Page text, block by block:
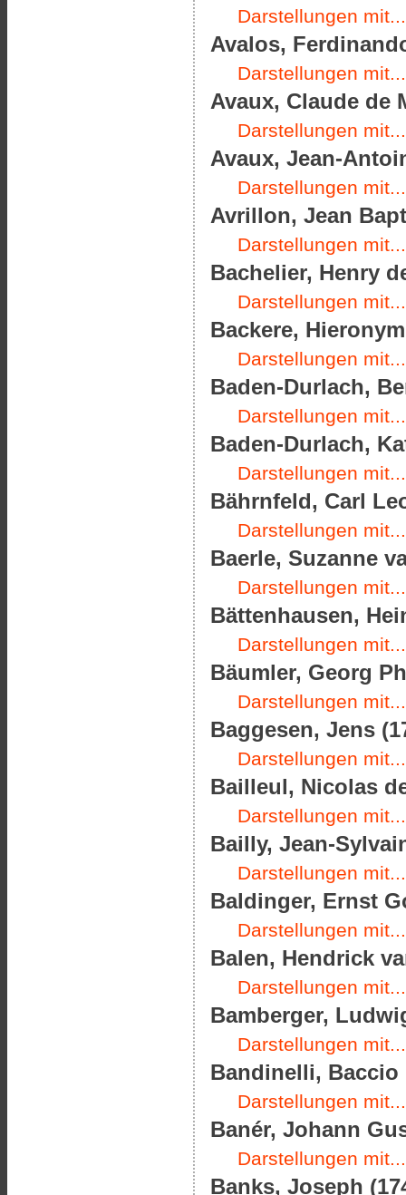
Darstellungen mit...
Avalos,
Darstellungen mit...
Avaux, Claude de
Darstellungen mit...
Avaux, Jean-
Darstellungen mit...
Avrillon, Jean
Darstellungen mit...
Bachelier, Henry
Darstellungen mit...
Backere,
Darstellungen mit...
Baden-Durlach,
Darstellungen mit...
Baden-Durlach,
Darstellungen mit...
Bährnfeld, Carl
Darstellungen mit...
Baerle, Suzanne
Darstellungen mit...
Bättenhausen,
Darstellungen mit...
Bäumler, Georg
Darstellungen mit...
Baggesen, Jens
Darstellungen mit...
Bailleul, Nicolas
Darstellungen mit...
Bailly, Jean-
Darstellungen mit...
Baldinger, Ernst
Darstellungen mit...
Balen, Hendrick
Darstellungen mit...
Bamberger,
Darstellungen mit...
Bandinelli, Baccio
Darstellungen mit...
Banér, Johann
Darstellungen mit...
Banks, Joseph